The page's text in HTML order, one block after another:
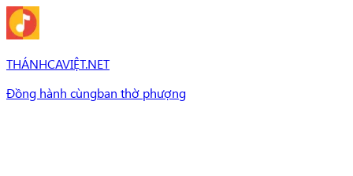
THÁNHCAVIỆT.NET
Đồng hành cùngban thờ phượng